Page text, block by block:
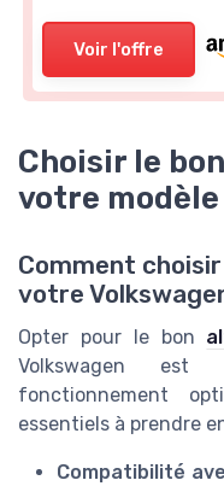
Voir l'offre
Choisir le
votre modèle
Comment
votre
Opter pour le bon
Volkswagen
fonctionnement
essentiels à prendre
Compatibilité